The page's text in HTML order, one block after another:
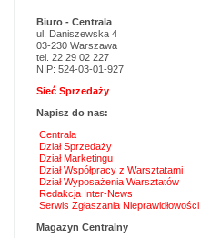
Biuro - Centrala
ul. Daniszewska 4
03-230 Warszawa
tel. 22 29 02 227
NIP: 524-03-01-927
Sieć Sprzedaży
Napisz do nas:
Centrala
Dział Sprzedaży
Dział Marketingu
Dział Współpracy z Warsztatami
Dział Wyposażenia Warsztatów
Redakcja Inter-News
Serwis Zgłaszania Nieprawidłowości
Magazyn Centralny